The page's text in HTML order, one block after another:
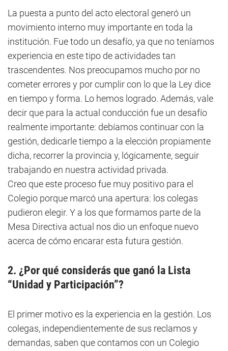
La puesta a punto del acto electoral generó un
movimiento interno muy importante en toda la
institución. Fue todo un desafío, ya que no teníamos
experiencia en este tipo de actividades tan
trascendentes. Nos preocupamos mucho por no
cometer errores y por cumplir con lo que la Ley dice
en tiempo y forma. Lo hemos logrado. Además, vale
decir que para la actual conducción fue un desafío
realmente importante: debíamos continuar con la
gestión, dedicarle tiempo a la elección propiamente
dicha, recorrer la provincia y, lógicamente, seguir
trabajando en nuestra actividad privada.
Creo que este proceso fue muy positivo para el
Colegio porque marcó una apertura: los colegas
pudieron elegir. Y a los que formamos parte de la
Mesa Directiva actual nos dio un enfoque nuevo
acerca de cómo encarar esta futura gestión.
2. ¿Por qué considerás que ganó la Lista
“Unidad y Participación”?
El primer motivo es la experiencia en la gestión. Los
colegas, independientemente de sus reclamos y
demandas, saben que contamos con un Colegio